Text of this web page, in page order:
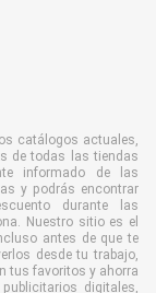
catálogos actuales,
de todas las tiendas
informado de las
y podrás encontrar
durante las
Nuestro sitio es el
antes de que te
desde tu trabajo,
tus favoritos y ahorra
digitales,